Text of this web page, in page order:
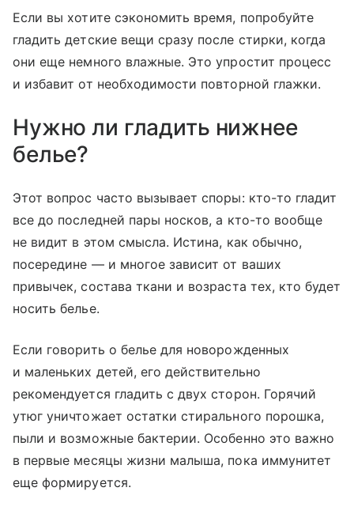
Если вы хотите сэкономить время, попробуйте
гладить детские вещи сразу после стирки, когда
они еще немного влажные. Это упростит процесс
и избавит от необходимости повторной глажки.
Нужно ли гладить нижнее
белье?
Этот вопрос часто вызывает споры: кто-то гладит
все до последней пары носков, а кто-то вообще
не видит в этом смысла. Истина, как обычно,
посередине — и многое зависит от ваших
привычек, состава ткани и возраста тех, кто будет
носить белье.
Если говорить о белье для новорожденных
и маленьких детей, его действительно
рекомендуется гладить с двух сторон. Горячий
утюг уничтожает остатки стирального порошка,
пыли и возможные бактерии. Особенно это важно
в первые месяцы жизни малыша, пока иммунитет
еще формируется.